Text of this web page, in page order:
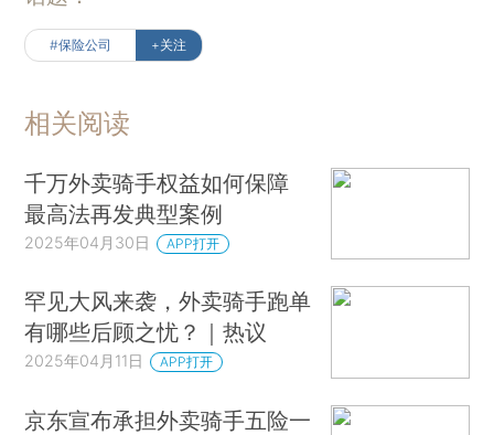
#保险公司 +关注
相关阅读
千万外卖骑手权益如何保障
最高法再发典型案例
2025年04月30日 APP打开
罕见大风来袭，外卖骑手跑单
有哪些后顾之忧？｜热议
2025年04月11日 APP打开
京东宣布承担外卖骑手五险一